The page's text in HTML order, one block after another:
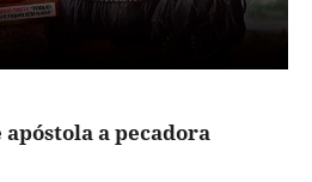
a pecadora